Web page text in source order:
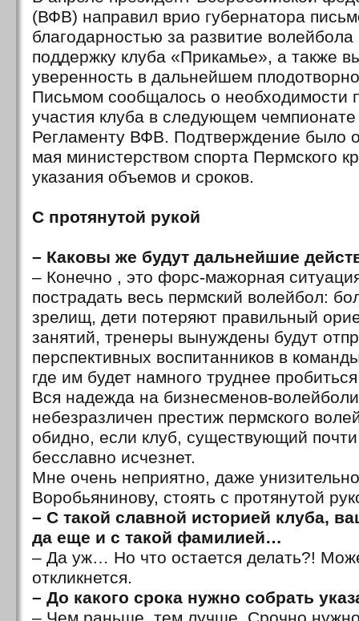
(ВФВ) направил врио губернатора
благодарностью за развитие
поддержку клуба «Прикамье», а также
уверенность в дальнейшем
Письмом сообщалось о необходимости
участия клуба в следующем чемпионате
Регламенту ВФВ. Подтверждение было
мая министерством спорта Пермского
указания объемов и сроков.
С протянутой рукой
– Каковы же будут дальнейшие
– Конечно , это форс-мажорная
пострадать весь пермский волейбол:
зрелищ, дети потеряют правильный
занятий, тренеры вынуждены будут
перспективных воспитанников в
где им будет намного труднее
Вся надежда на бизнесменов-
небезразличен престиж пермского
обидно, если клуб, существующий почти
бесславно исчезнет.
Мне очень неприятно, даже
Воробьянинову, стоять с протянутой
– С такой славной историей клуба,
да еще и с такой фамилией…
– Да уж… Но что остается делать?!
откликнется.
– До какого срока нужно собрать